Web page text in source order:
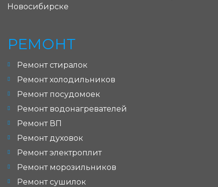
Новосибирске
РЕМОНТ
Ремонт стиралок
Ремонт холодильников
Ремонт посудомоек
Ремонт водонагревателей
Ремонт ВП
Ремонт духовок
Ремонт электроплит
Ремонт морозильников
Ремонт сушилок